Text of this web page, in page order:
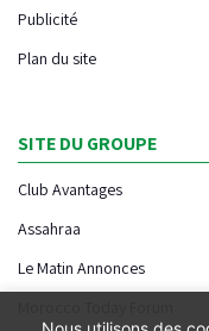
Publicité
Plan du site
SITE DU GROUPE
Club Avantages
Assahraa
Le Matin Annonces